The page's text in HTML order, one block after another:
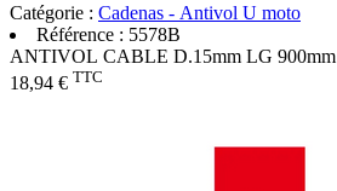
Catégorie : Cadenas - Antivol U moto
Référence : 5578B
ANTIVOL CABLE D.15mm LG 900mm
18,94 € TTC